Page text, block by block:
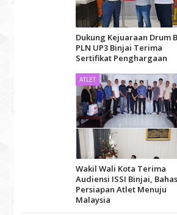
Dukung Kejuaraan Drum
PLN UP3 Binjai Terima
Sertifikat Penghargaan
ATLET
Wakil Wali Kota Terima
Audiensi ISSI Binjai, Bahas
Persiapan Atlet Menuju
Malaysia